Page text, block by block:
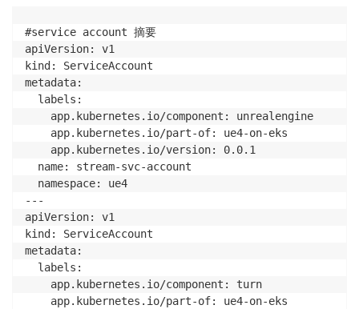
#service account 摘要
apiVersion: v1
kind: ServiceAccount
metadata:
  labels:
    app.kubernetes.io/component: unrealengine
    app.kubernetes.io/part-of: ue4-on-eks
    app.kubernetes.io/version: 0.0.1
  name: stream-svc-account
  namespace: ue4
---
apiVersion: v1
kind: ServiceAccount
metadata:
  labels:
    app.kubernetes.io/component: turn
    app.kubernetes.io/part-of: ue4-on-eks